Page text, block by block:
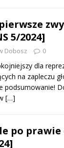
5/2024]
Dobosz 0
dla
na zapleczu
podsumowanie!
[…]
po prawie